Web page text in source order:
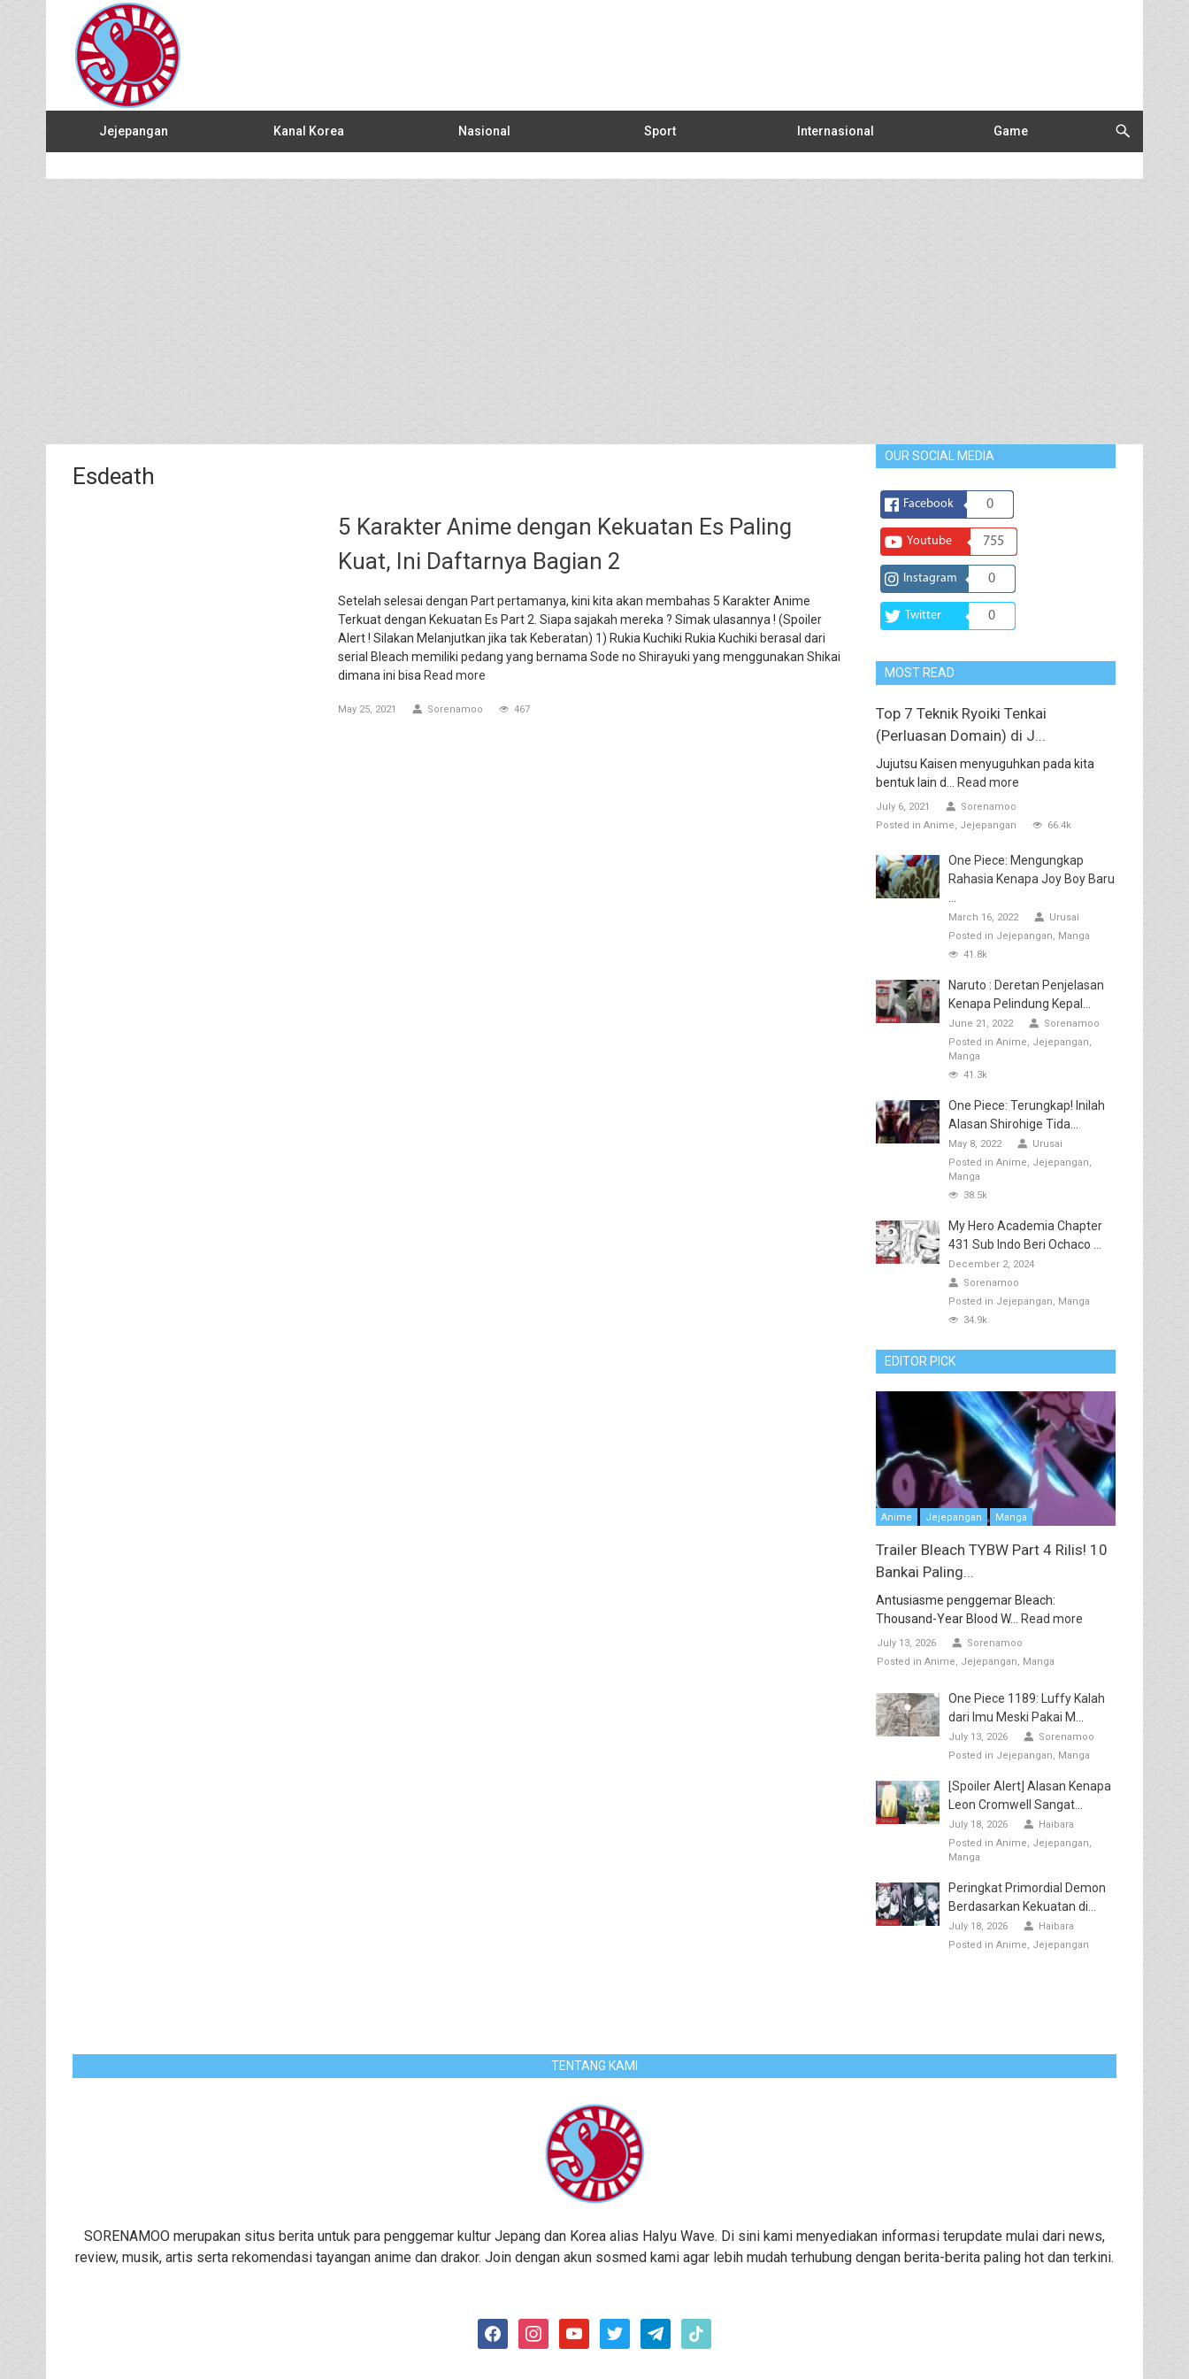
Jejepangan Kanal Korea Nasional Sport Internasional Game
Esdeath
5 Karakter Anime dengan Kekuatan Es Paling
Kuat, Ini Daftarnya Bagian 2
Setelah selesai dengan Part pertamanya, kini kita akan membahas 5 Karakter Anime
Terkuat dengan Kekuatan Es Part 2. Siapa sajakah mereka ? Simak ulasannya ! (Spoiler
Alert ! Silakan Melanjutkan jika tak Keberatan) 1) Rukia Kuchiki Rukia Kuchiki berasal dari
serial Bleach memiliki pedang yang bernama Sode no Shirayuki yang menggunakan Shikai
dimana ini bisa Read more
May 25, 2021 Sorenamoo 467
OUR SOCIAL MEDIA
Facebook 0
Youtube 755
Instagram 0
Twitter 0
MOST READ
Top 7 Teknik Ryoiki Tenkai
(Perluasan Domain) di J...
Jujutsu Kaisen menyuguhkan pada kita
bentuk lain d...
Read more
July 6, 2021
Sorenamoo
Posted in Anime Jejepangan 66.4k
One Piece: Mengungkap
Rahasia Kenapa Joy Boy Baru
March 16, 2022
Urusai
Posted in Jejepangan
Manga
41.8k
Naruto : Deretan Penjelasan
Kenapa Pelindung Kepal...
June 21, 2022
Sorenamoo
Posted in Anime
Jejepangan
Manga
41.3k
One Piece: Terungkap! Inilah
Alasan Shirohige Tida...
May 8, 2022
Urusai
Posted in Anime
Jejepangan
Manga
38.5k
My Hero Academia Chapter
431 Sub Indo Beri Ochaco ...
December 2, 2024
Sorenamoo
Posted in Jejepangan
Manga
34.9k
EDITOR PICK
Anime Jejepangan Manga
Trailer Bleach TYBW Part 4 Rilis! 10
Bankai Paling...
Antusiasme penggemar Bleach:
Thousand-Year Blood W...
Read more
July 13, 2026
Sorenamoo
Posted in Anime Jejepangan Manga
One Piece 1189: Luffy Kalah
dari Imu Meski Pakai M...
July 13, 2026
Sorenamoo
Posted in Jejepangan Manga
[Spoiler Alert] Alasan Kenapa
Leon Cromwell Sangat...
July 18, 2026
Haibara
Posted in Anime
Jejepangan
Manga
Peringkat Primordial Demon
Berdasarkan Kekuatan di...
July 18, 2026
Haibara
Posted in Anime Jejepangan
TENTANG KAMI
SORENAMOO merupakan situs berita untuk para penggemar kultur Jepang dan Korea alias Halyu Wave. Di sini kami menyediakan informasi terupdate mulai dari news,
review, musik, artis serta rekomendasi tayangan anime dan drakor. Join dengan akun sosmed kami agar lebih mudah terhubung dengan berita-berita paling hot dan terkini.
facebookinstagramyoutubetwitter telegramtiktok